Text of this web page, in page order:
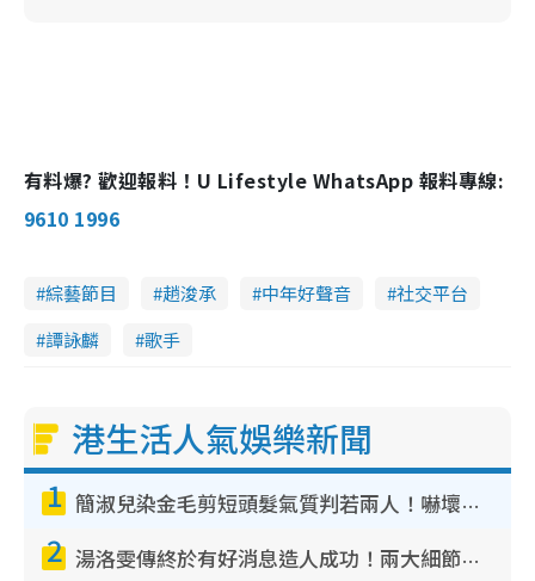
有料爆? 歡迎報料！U Lifestyle WhatsApp 報料專線:
9610 1996
綜藝節目 趙浚承 中年好聲音
社交平台
譚詠麟
歌手
港生活人氣娛樂新聞
1 簡淑兒染金毛剪短頭髮氣質判若兩人！嚇壞老公麥大力都認唔出：「你做咩事？」
2 湯洛雯傳終於有好消息造人成功！兩大細節曝孕味極濃惹猜測：大肚婆先會咁！